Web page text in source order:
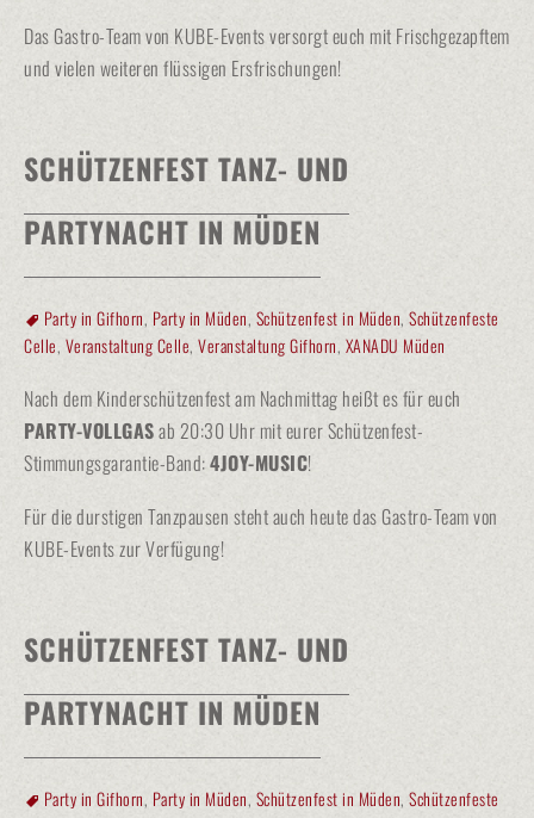
Das Gastro-Team von KUBE-Events versorgt euch mit Frischgezapftem
und vielen weiteren flüssigen Ersfrischungen!
SCHÜTZENFEST TANZ- UND
PARTYNACHT IN MÜDEN
Party in Gifhorn, Party in Müden, Schützenfest in Müden, Schützenfeste
Celle, Veranstaltung Celle, Veranstaltung Gifhorn, XANADU Müden
Nach dem Kinderschützenfest am Nachmittag heißt es für euch
PARTY-VOLLGASab 20:30 Uhr mit eurer Schützenfest-
Stimmungsgarantie-Band:4JOY-MUSIC!
Für die durstigen Tanzpausen steht auch heute das Gastro-Team von
KUBE-Events zur Verfügung!
SCHÜTZENFEST TANZ- UND
PARTYNACHT IN MÜDEN
Party in Gifhorn, Party in Müden, Schützenfest in Müden, Schützenfeste